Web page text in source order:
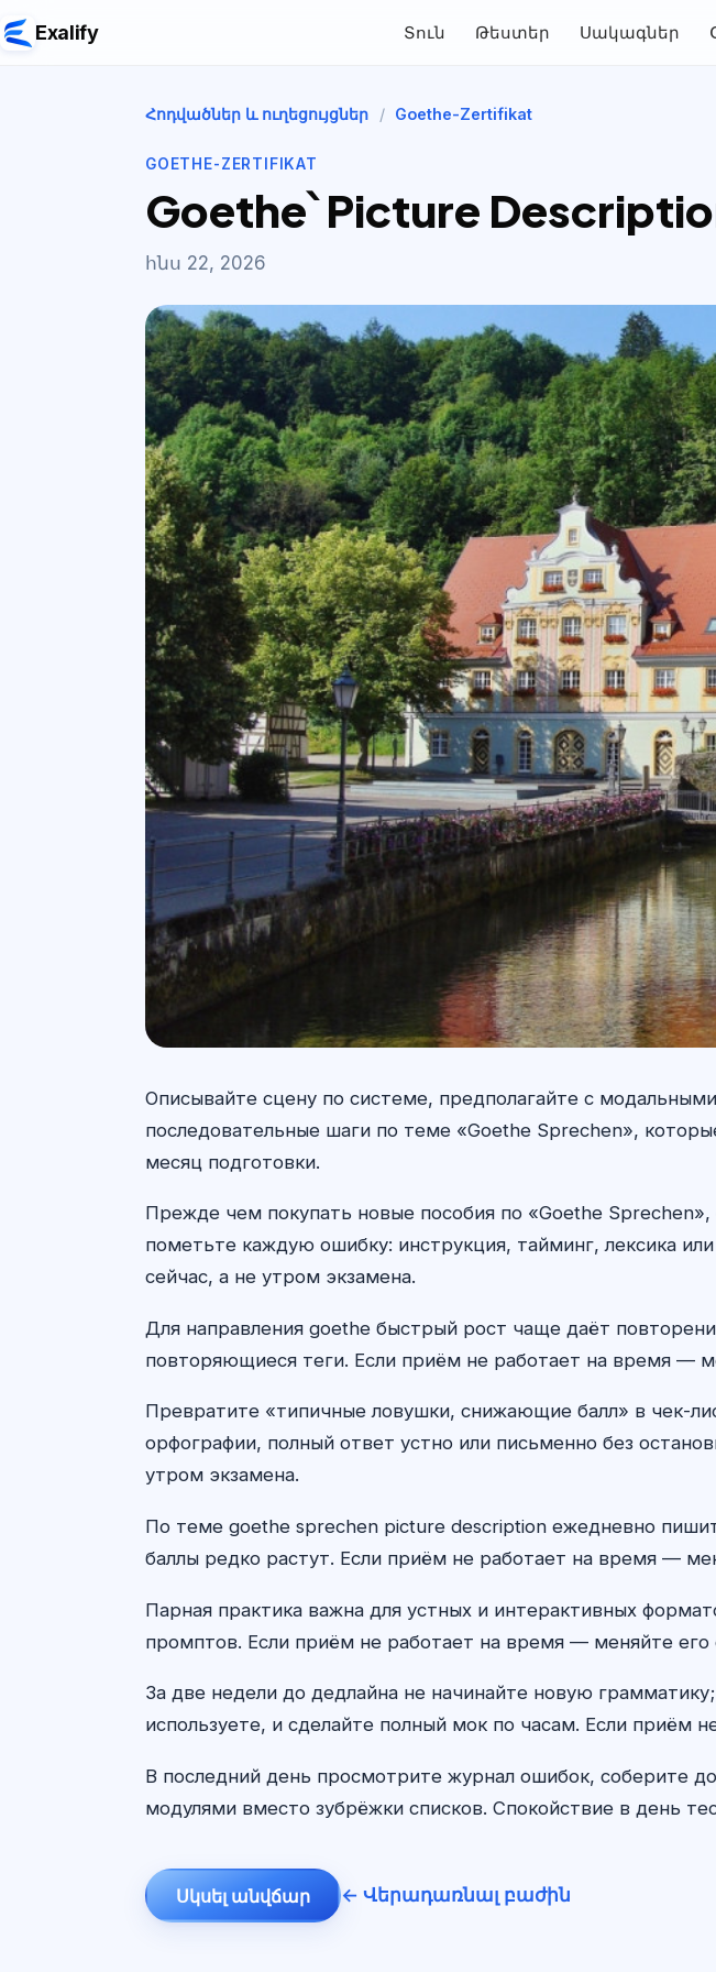
Exalify Տուն Թեստեր Սակագներ
Հոդվածներ և ուղեցույցներ / Goethe-Zertifikat
GOETHE-ZERTIFIKAT
Goethe՝ Picture
հնս 22, 2026
Описывайте сцену по системе, предполагайте с
последовательные шаги по теме «Goethe Sprechen»,
месяц подготовки.
Прежде чем покупать новые пособия по «Goethe
пометьте каждую ошибку: инструкция, тайминг, лексика
сейчас, а не утром экзамена.
Для направления goethe быстрый рост чаще даёт
повторяющиеся теги. Если приём не работает на время —
Превратите «типичные ловушки, снижающие балл» в чек-
орфографии, полный ответ устно или письменно без
утром экзамена.
По теме goethe sprechen picture description ежедневно
баллы редко растут. Если приём не работает на время —
Парная практика важна для устных и интерактивных
промптов. Если приём не работает на время — меняйте его
За две недели до дедлайна не начинайте новую
используете, и сделайте полный мок по часам. Если приём
В последний день просмотрите журнал ошибок, соберите
модулями вместо зубрёжки списков. Спокойствие в день
Սկսել անվճար ← Վերադառնալ բաժին